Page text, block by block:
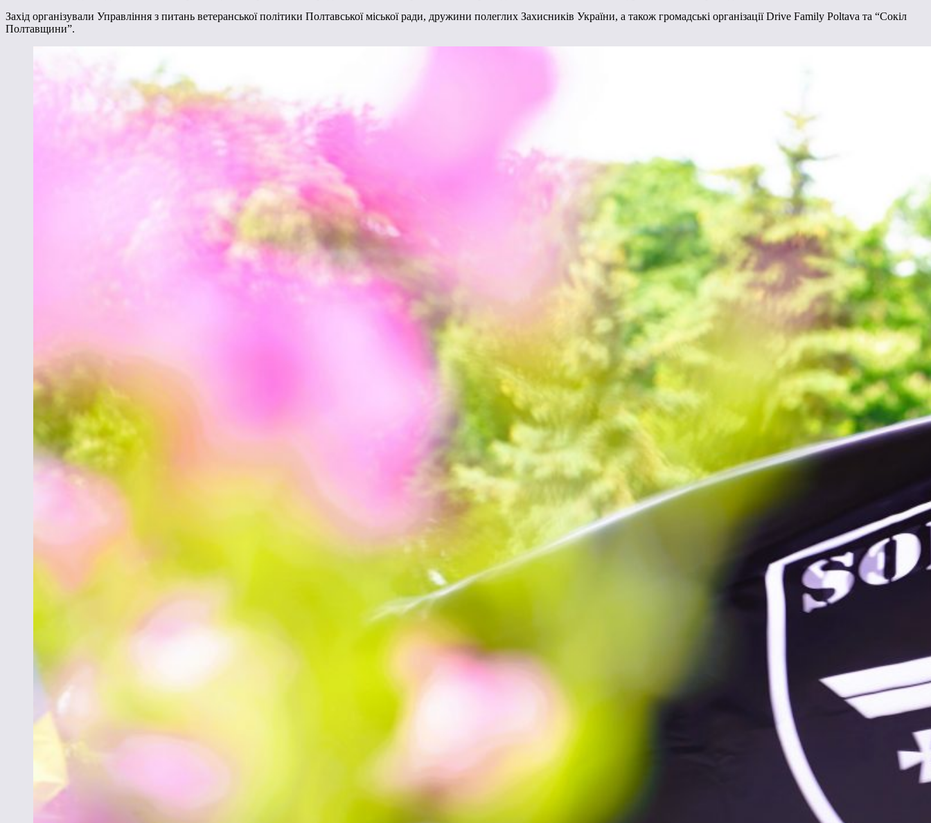
Захід організували Управління з питань ветеранської політики Полтавської міської ради, дружини полеглих Захисників України, а також громадські організації Drive Family Poltava та “Сокіл
Полтавщини”.